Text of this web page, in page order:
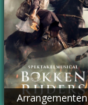
Arrangementen